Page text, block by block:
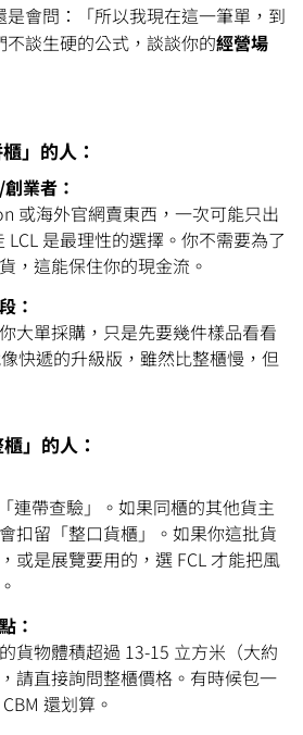
會問：「所以我現在這一筆單，到
談生硬的公式，談談你的經營場
」的人：
業者：
或海外官網賣東西，一次可能只出
LCL 是最理性的選擇。你不需要為了
，這能保住你的現金流。
：
大單採購，只是先要幾件樣品看看
快遞的升級版，雖然比整櫃慢，但
」的人：
連帶查驗」。如果同櫃的其他貨主
扣留「整口貨櫃」。如果你這批貨
或是展覽要用的，選 FCL 才能把風
：
貨物體積超過 13-15 立方米（大約
請直接詢問整櫃價格。有時候包一
還划算。